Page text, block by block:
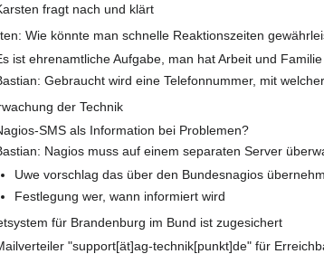
fragt nach und klärt
Wie könnte man schnelle Reaktionszeiten
ist ehrenamtliche Aufgabe, man hat Arbeit und
Gebraucht wird eine Telefonnummer, mit
der Technik
SMS als Information bei Problemen?
Nagios muss auf einem separaten Server
Uwe vorschlag das über den Bundesnagios
Festlegung wer, wann informiert wird
für Brandenburg im Bund ist zugesichert
"support[ät]ag-technik[punkt]de" für